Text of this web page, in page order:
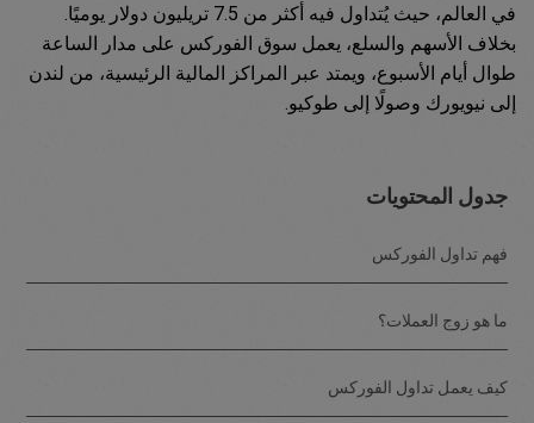
في العالم، حيث يُتداول فيه أكثر من 7.5 تريليون دولار يوميًا.
بخلاف الأسهم والسلع، يعمل سوق الفوركس على مدار الساعة
طوال أيام الأسبوع، ويمتد عبر المراكز المالية الرئيسية، من لندن
إلى نيويورك وصولًا إلى طوكيو.
جدول المحتويات
فهم تداول الفوركس
ما هو زوج العملات؟
كيف يعمل تداول الفوركس